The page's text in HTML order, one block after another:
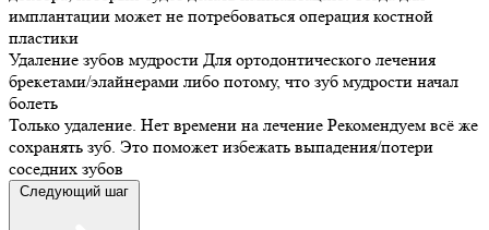
имплантации может не потребоваться операция костной
пластики
Удаление зубов мудрости Для ортодонтического лечения
брекетами/элайнерами либо потому, что зуб мудрости начал
болеть
Только удаление. Нет времени на лечение Рекомендуем всё же
сохранять зуб. Это поможет избежать выпадения/потери
соседних зубов
Следующий шаг